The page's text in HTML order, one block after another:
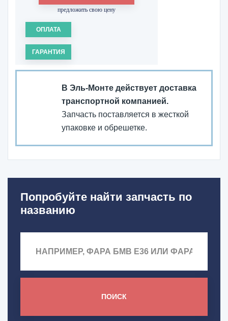
предложить свою цену
ОПЛАТА
ГАРАНТИЯ
В Эль-Монте действует доставка
транспортной компанией.
Запчасть поставляется в жесткой
упаковке и обрешетке.
Попробуйте найти запчасть по
названию
ПОИСК